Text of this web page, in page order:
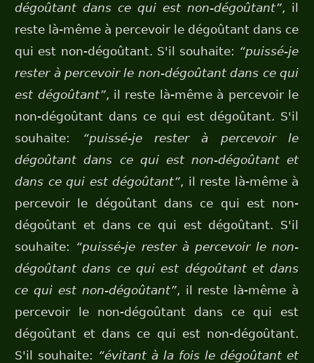
dégoûtant dans ce qui est non-dégoûtant”, il
reste là-même à percevoir le dégoûtant dans ce
qui est non-dégoûtant. S'il souhaite: “puissé-je
rester à percevoir le non-dégoûtant dans ce qui
est dégoûtant”, il reste là-même à percevoir le
non-dégoûtant dans ce qui est dégoûtant. S'il
souhaite:
“puissé-je rester à percevoir le
dégoûtant dans ce qui est non-dégoûtant et
dans ce qui est dégoûtant”, il reste là-même à
percevoir le dégoûtant dans ce qui est non-
dégoûtant et dans ce qui est dégoûtant. S'il
souhaite: “puissé-je rester à percevoir le non-
dégoûtant dans ce qui est dégoûtant et dans
ce qui est non-dégoûtant”, il reste là-même à
percevoir le non-dégoûtant dans ce qui est
dégoûtant et dans ce qui est non-dégoûtant.
S'il souhaite: “évitant à la fois le dégoûtant et